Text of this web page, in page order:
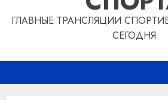
ГЛАВНЫЕ ТРАНСЛЯЦИИ
СЕГОДНЯ